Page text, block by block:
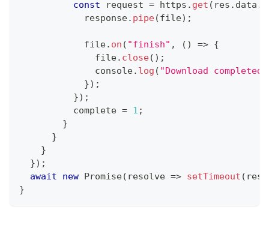
const request = https . get ( res . data .
            response
. pipe(file) ;
            file
. on ( "finish" , ( ) => {
              file
. close( ) ;
console. log ( "Download completed"
}) ;
}) ;
          complete
= 1 ;
}
}
}
}) ;
await
new Promise( resolve => setTimeout (
}